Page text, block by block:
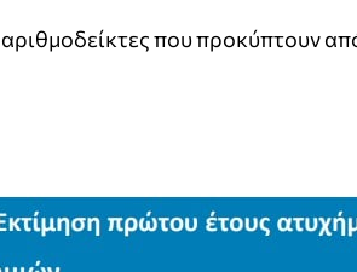
που προκύπτουν